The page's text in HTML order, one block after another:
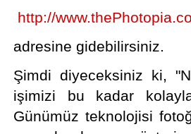
http://
adresine gidebilirsiniz.
Şimdi diyeceksiniz ki,
işimizi bu kadar
Günümüz teknolojisi